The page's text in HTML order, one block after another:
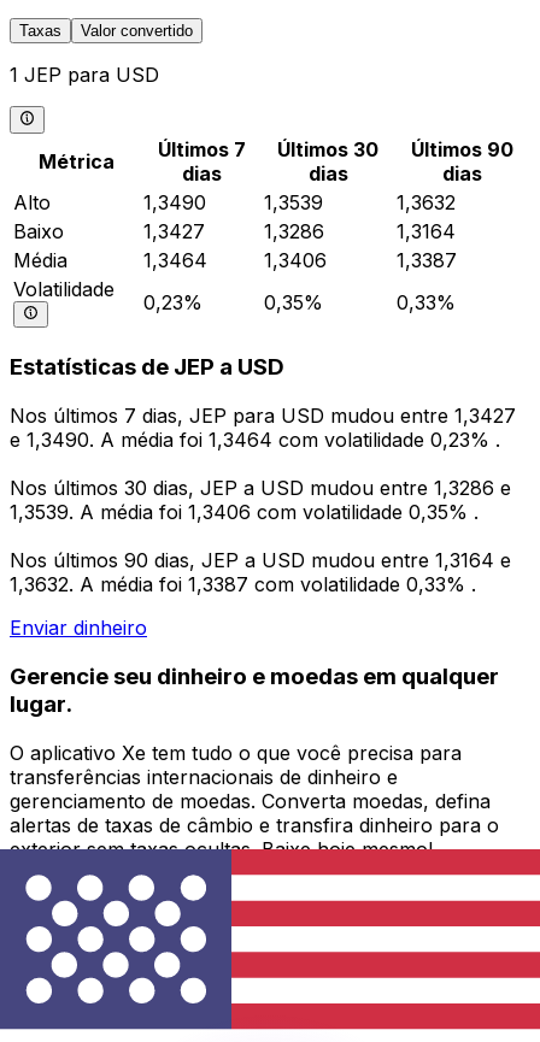
Taxas Valor convertido
1 JEP para USD
Métrica
Últimos 7
dias
Últimos 30
dias
Últimos 90
dias
Alto
1,3490 1,3539
1,3632
Baixo
1,3427 1,3286
1,3164
Média
1,3464 1,3406
1,3387
Volatilidade
0,23% 0,35% 0,33%
Estatísticas de JEP a USD
Nos últimos 7 dias, JEP para USD mudou entre 1,3427
e 1,3490. A média foi 1,3464 com volatilidade 0,23% .
Nos últimos 30 dias, JEP a USD mudou entre 1,3286 e
1,3539. A média foi 1,3406 com volatilidade 0,35% .
Nos últimos 90 dias, JEP a USD mudou entre 1,3164 e
1,3632. A média foi 1,3387 com volatilidade 0,33% .
Enviar dinheiro
Gerencie seu dinheiro e moedas em qualquer
lugar.
O aplicativo Xe tem tudo o que você precisa para
transferências internacionais de dinheiro e
gerenciamento de moedas. Converta moedas, defina
alertas de taxas de câmbio e transfira dinheiro para o
exterior sem taxas ocultas. Baixe hoje mesmo!